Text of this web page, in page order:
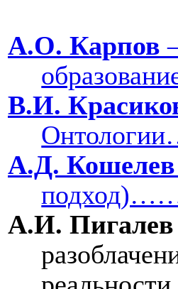
А.О. Карпов
В.И.
А.Д. Кошелев
А.И. Пигалев